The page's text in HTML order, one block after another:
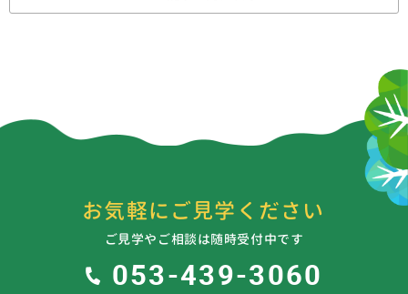
お気軽にご見学ください
ご見学やご相談は随時受付中です
053-439-3060